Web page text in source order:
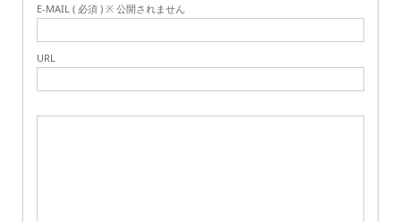
E-MAIL ( 必須 ) ※ 公開されません
URL